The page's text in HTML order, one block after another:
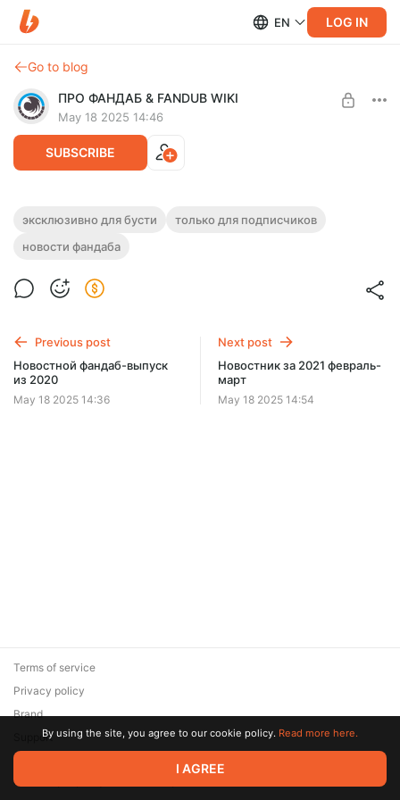
EN LOG IN
Go to blog
ПРО ФАНДАБ & FANDUB WIKI
May 18 2025 14:46
SUBSCRIBE
Новостной фандаб-выпуск из 2021
Анкорд переболел и запреты аниме
Post is available after purchase
эксклюзивно для бусти
только для подписчиков
новости фандаба
Previous post
Новостной фандаб-выпуск
из 2020
May 18 2025 14:36
Next post
Новостник за 2021 февраль-
март
May 18 2025 14:54
© 2026 Zaya Solutions Limited. All rights reserved. All trademarks
are the property of their respective owners.
Terms of service
Privacy policy
Brand
SupportBy using the site, you agree to our cookie policy. Read more here.
I AGREE